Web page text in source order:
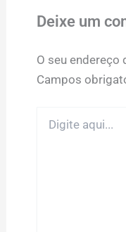
Deixe um
O seu endereço
Campos
aqui...